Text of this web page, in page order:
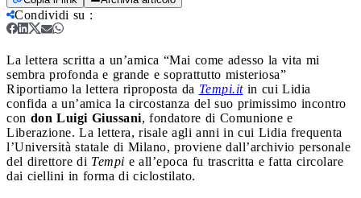
Condividi su :
La lettera scritta a un’amica “Mai come adesso la vita mi
sembra profonda e grande e soprattutto misteriosa”
Riportiamo la lettera riproposta da Tempi.itin cui Lidia
confida a un’amica la circostanza del suo primissimo incontro
con don Luigi Giussani, fondatore di Comunione e
Liberazione. La lettera, risale agli anni in cui Lidia frequenta
l’Università statale di Milano, proviene dall’archivio personale
del direttore di Tempi e all’epoca fu trascritta e fatta circolare
dai ciellini in forma di ciclostilato.